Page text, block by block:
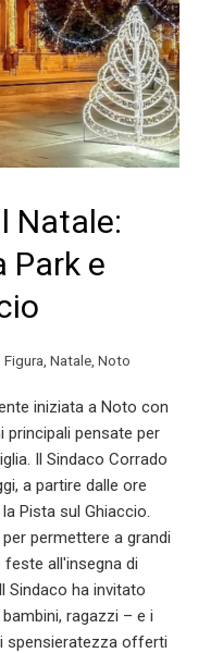
Natale:
Park e
Natale Noto
iniziata a Noto con
principali pensate per
Il Sindaco Corrado
a partire dalle ore
Pista sul Ghiaccio.
permettere a grandi
feste all'insegna di
Sindaco ha invitato
ragazzi – e i
spensieratezza offerti